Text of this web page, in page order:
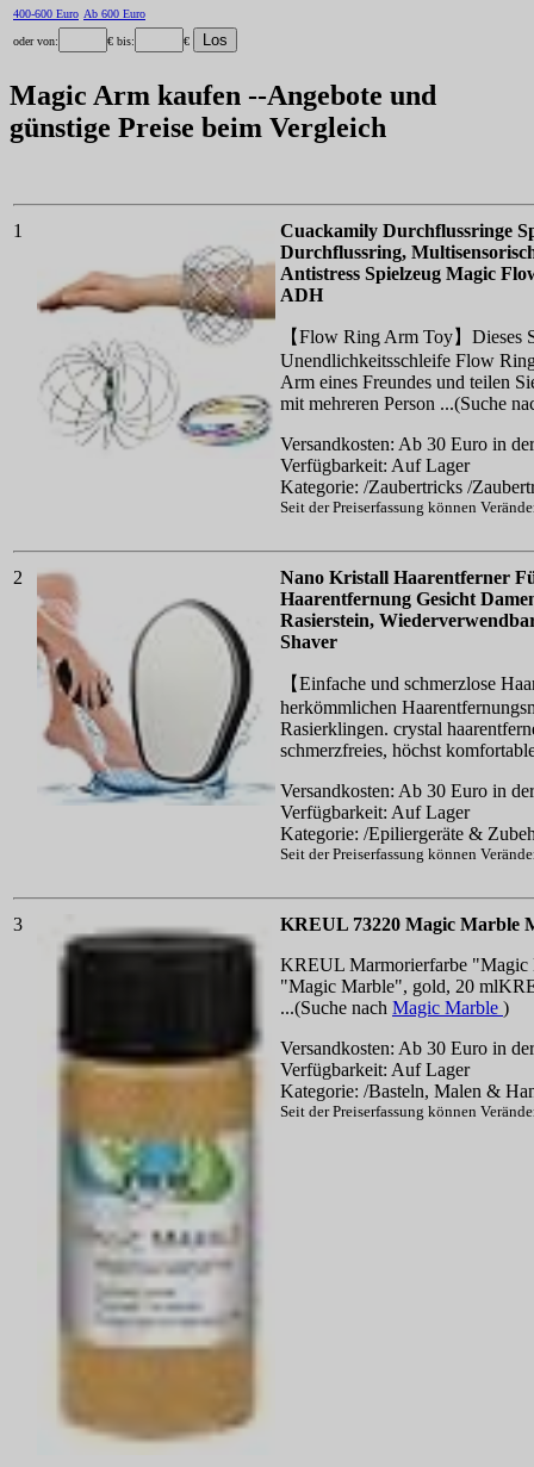
400-600 Euro Ab 600 Euro
oder von: € bis: €
Magic Arm kaufen --Angebote und
günstige Preise beim Vergleich
1
Cuackamily Durchflussringe
Durchflussring,
Antistress Spielzeug Magic
ADH
【Flow Ring Arm Toy】Dieses
Unendlichkeitsschleife Flow
Arm eines Freundes und teilen
mit mehreren Person ...(Suche
Versandkosten: Ab 30 Euro in
Verfügbarkeit: Auf Lager
Kategorie: /Zaubertricks /
Seit der Preiserfassung können
2
Nano Kristall Haarentferner
Haarentfernung Gesicht
Rasierstein,
Shaver
【Einfache und schmerzlose
herkömmlichen
Rasierklingen. crystal
schmerzfreies, höchst
Versandkosten: Ab 30 Euro in
Verfügbarkeit: Auf Lager
Kategorie: /Epiliergeräte &
Seit der Preiserfassung können
3
KREUL 73220 Magic Marble
KREUL Marmorierfarbe
"Magic Marble", gold, 20
...(Suche nach Magic Marble )
Versandkosten: Ab 30 Euro in
Verfügbarkeit: Auf Lager
Kategorie: /Basteln, Malen &
Seit der Preiserfassung können